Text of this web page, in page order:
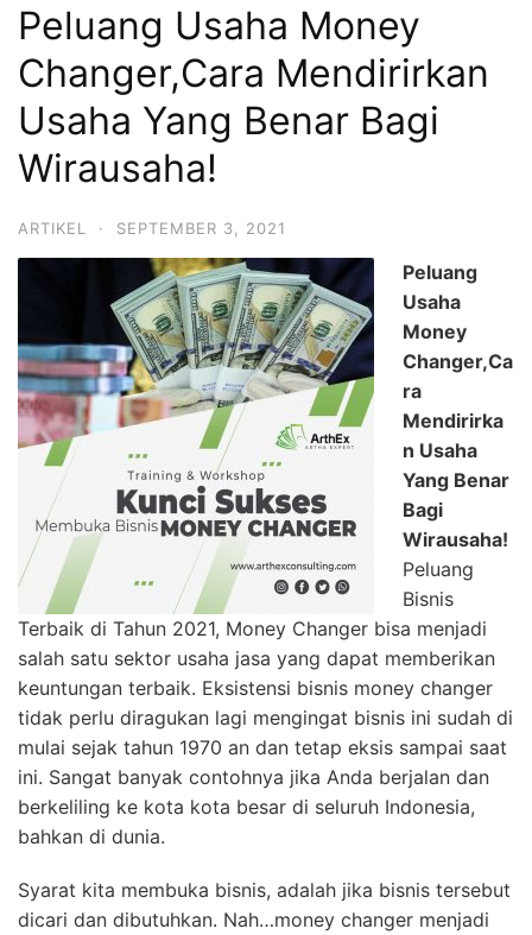
Peluang Usaha Money
Changer,Cara Mendirirkan
Usaha Yang Benar Bagi
Wirausaha!
ARTIKEL · SEPTEMBER 3, 2021
Peluang
Usaha
Money
Changer,Ca
ra
Mendirirka
n Usaha
Yang Benar
Bagi
Wirausaha!
Peluang
Bisnis
Terbaik di Tahun 2021, Money Changer bisa menjadi
salah satu sektor usaha jasa yang dapat memberikan
keuntungan terbaik. Eksistensi bisnis money changer
tidak perlu diragukan lagi mengingat bisnis ini sudah di
mulai sejak tahun 1970 an dan tetap eksis sampai saat
ini. Sangat banyak contohnya jika Anda berjalan dan
berkeliling ke kota kota besar di seluruh Indonesia,
bahkan di dunia.
Syarat kita membuka bisnis, adalah jika bisnis tersebut
dicari dan dibutuhkan. Nah…money changer menjadi